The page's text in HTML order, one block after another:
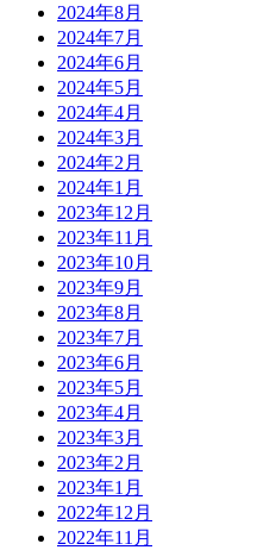
2024年8月
2024年7月
2024年6月
2024年5月
2024年4月
2024年3月
2024年2月
2024年1月
2023年12月
2023年11月
2023年10月
2023年9月
2023年8月
2023年7月
2023年6月
2023年5月
2023年4月
2023年3月
2023年2月
2023年1月
2022年12月
2022年11月